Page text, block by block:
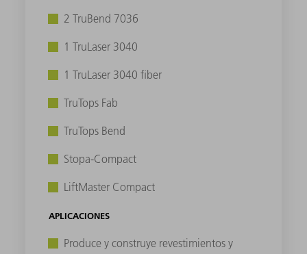
2 TruBend 7036
1 TruLaser 3040
1 TruLaser 3040 fiber
TruTops Fab
TruTops Bend
Stopa-Compact
LiftMaster Compact
APLICACIONES
Produce y construye revestimientos y